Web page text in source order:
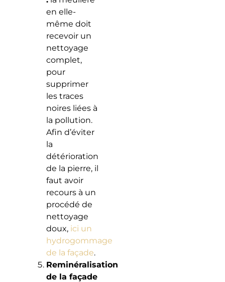
en elle-
même doit
recevoir un
nettoyage
complet,
pour
supprimer
les traces
noires liées à
la pollution.
Afin d’éviter
la
détérioration
de la pierre, il
faut avoir
recours à un
procédé de
nettoyage
doux, ici un
hydrogommage
de la façade.
Reminéralisation
de la façade